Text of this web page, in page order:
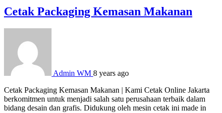
Cetak Packaging Kemasan Makanan
Admin WM 8 years ago
Cetak Packaging Kemasan Makanan | Kami Cetak Online Jakarta
berkomitmen untuk menjadi salah satu perusahaan terbaik dalam
bidang desain dan grafis. Didukung oleh mesin cetak ini made in